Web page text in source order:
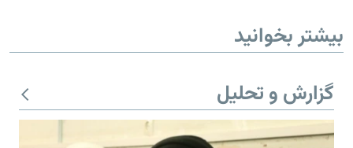
بیشتر بخوانید
گزارش و تحلیل